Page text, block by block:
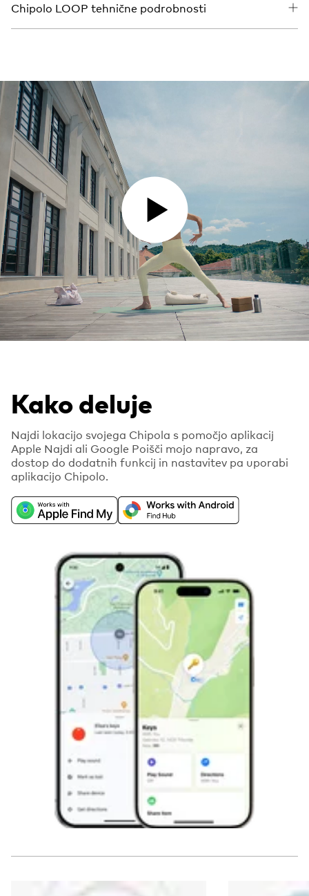
Chipolo LOOP tehnične podrobnosti
PREDVAJAJ VIDEO
Kako deluje
Najdi lokacijo svojega Chipola s pomočjo aplikacij
Apple Najdi ali Google Poišči mojo napravo, za
dostop do dodatnih funkcij in nastavitev pa uporabi
aplikacijo Chipolo.